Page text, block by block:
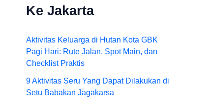
Ke Jakarta
Aktivitas Keluarga di Hutan Kota GBK
Pagi Hari: Rute Jalan, Spot Main, dan
Checklist Praktis
9 Aktivitas Seru Yang Dapat Dilakukan di
Setu Babakan Jagakarsa